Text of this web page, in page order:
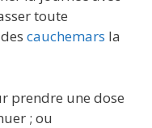
toute
cauchemars la
prendre une dose
; ou